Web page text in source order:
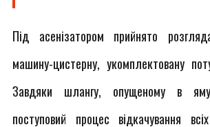
Під асенізатором прийнято
машину-цистерну, укомплектовану
Завдяки шлангу, опущеному в яму,
поступовий процес відкачування